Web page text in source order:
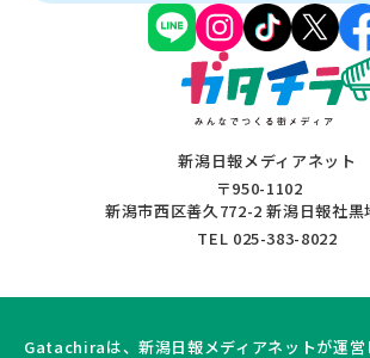
新潟日報メディアネット
〒950-1102
新潟市西区善久772-2 新潟日報社黒
TEL 025-383-8022
Gatachiraは、新潟日報メディアネットが運営